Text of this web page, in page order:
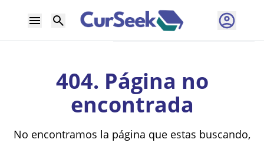
404. Página no
encontrada
No encontramos la página que estas buscando,